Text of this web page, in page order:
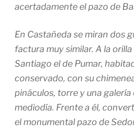
acertadamente el pazo de
En Castañeda se miran dos
factura muy similar. A la
Santiago el de Pumar,
conservado, con su
pináculos, torre y una
mediodía. Frente a él,
el monumental pazo de